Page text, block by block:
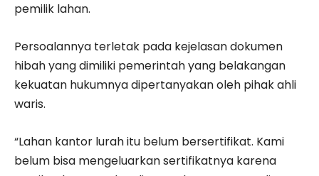
pemilik lahan.
Persoalannya terletak pada kejelasan dokumen
hibah yang dimiliki pemerintah yang belakangan
kekuatan hukumnya dipertanyakan oleh pihak ahli
waris.
“Lahan kantor lurah itu belum bersertifikat. Kami
belum bisa mengeluarkan sertifikatnya karena